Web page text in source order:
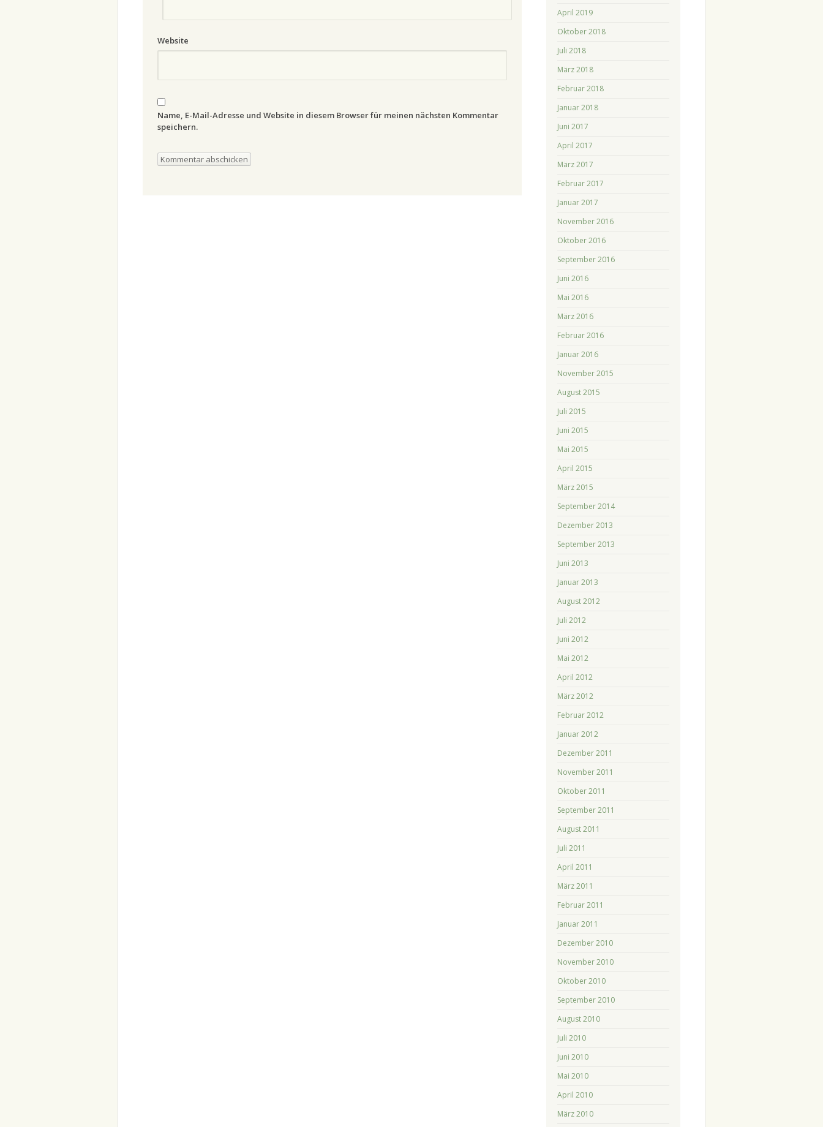
Website
Name, E-Mail-Adresse und Website in diesem Browser für meinen nächsten Kommentar
speichern.
April 2019
Oktober 2018
Juli 2018
März 2018
Februar 2018
Januar 2018
Juni 2017
April 2017
März 2017
Februar 2017
Januar 2017
November 2016
Oktober 2016
September 2016
Juni 2016
Mai 2016
März 2016
Februar 2016
Januar 2016
November 2015
August 2015
Juli 2015
Juni 2015
Mai 2015
April 2015
März 2015
September 2014
Dezember 2013
September 2013
Juni 2013
Januar 2013
August 2012
Juli 2012
Juni 2012
Mai 2012
April 2012
März 2012
Februar 2012
Januar 2012
Dezember 2011
November 2011
Oktober 2011
September 2011
August 2011
Juli 2011
April 2011
März 2011
Februar 2011
Januar 2011
Dezember 2010
November 2010
Oktober 2010
September 2010
August 2010
Juli 2010
Juni 2010
Mai 2010
April 2010
März 2010